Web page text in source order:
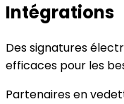
Intégrations
Des signatures
efficaces pour les
Partenaires en